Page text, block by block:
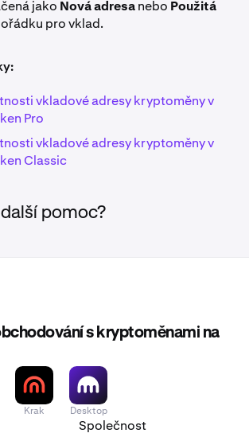
jako Nová adresanebo Použitá
pro vklad.
vkladové adresy kryptoměny v
Pro
vkladové adresy kryptoměny v
Classic
pomoc?
s kryptoměnami na
Krak Desktop
Společnost